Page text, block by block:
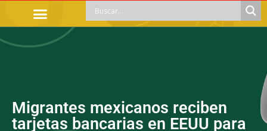
Migrantes mexicanos reciben
tarjetas bancarias en EEUU para